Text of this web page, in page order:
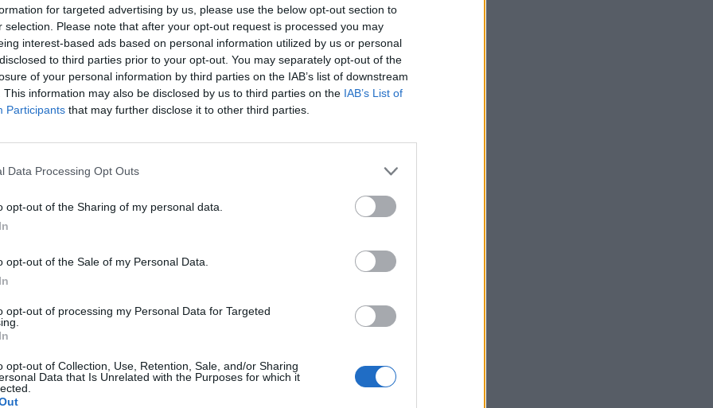
for targeted advertising by us, please use the below opt-out section to
selection. Please note that after your opt-out request is processed you may
interest-based ads based on personal information utilized by us or personal
to third parties prior to your opt-out. You may separately opt-out of the
of your personal information by third parties on the IAB’s list of downstream
This information may also be disclosed by us to third parties on the IAB’s List of
Participants that may further disclose it to other third parties.
Data Processing Opt Outs
opt-out of the Sharing of my personal data.
opt-out of the Sale of my Personal Data.
opt-out of processing my Personal Data for Targeted
opt-out of Collection, Use, Retention, Sale, and/or Sharing
Data that Is Unrelated with the Purposes for which it
οι ακυρώσεις πτήσεων και η άρνηση
για τις αεροπορικές εταιρείες.
του ορίου των τριών ωρών καθυστέρησης
παρά τις πιέσεις που ασκήθηκαν κατά τη
ορίου αυτού.
φωνή υπέρ των δικαιωμάτων των
Ευρωπαϊκού Κοινοβουλίου, Ρομπέρτα
μεγαλύτερη διαφάνεια και προβλεψιμότητα τόσο